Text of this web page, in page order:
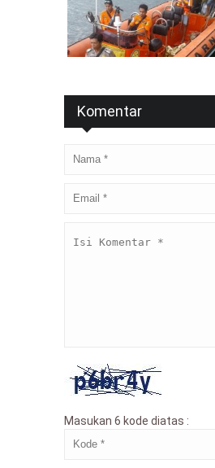
Komentar
Masukan 6 kode diatas :